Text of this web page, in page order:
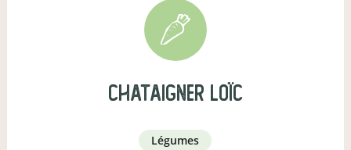
Chataigner Loïc
légumes